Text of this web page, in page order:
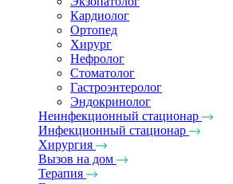
Кардиолог
Ортопед
Хирург
Нефролог
Стоматолог
Гастроэнтеролог
Эндокринолог
Неинфекционный стационар
Инфекционный стационар
Хирургия
Вызов на дом
Терапия